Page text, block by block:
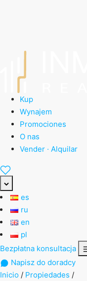
Kup
Wynajem
Promociones
O nas
Vender · Alquilar
es
ru
en
pl
Bezpłatna konsultacja
Napisz do doradcy
Inicio / Propiedades /